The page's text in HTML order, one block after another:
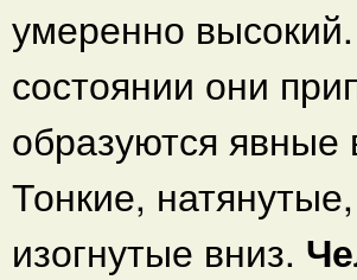
умеренно
состоянии они
образуются явные
Тонкие,
изогнутые вниз.